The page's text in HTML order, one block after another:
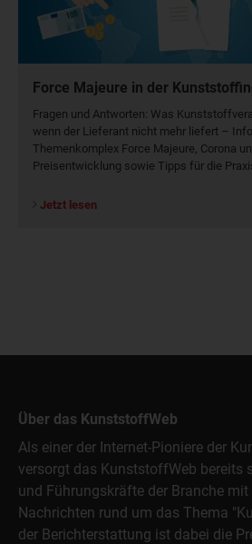
Force Majeure in der
Fragen und Antworten: Was
wenn der Lieferant nicht mehr liefert –
Themenkomplex Force Majeure, Corona
Preisentwicklung sowie Tipps für die
Jetzt lesen
Über das KunststoffWeb
Als einer der Internet-Pioniere der
versorgt das KunststoffWeb bereits
und Führungskräfte der Branche
Nachrichten rund um das Thema
der Berichterstattung ist dabei die